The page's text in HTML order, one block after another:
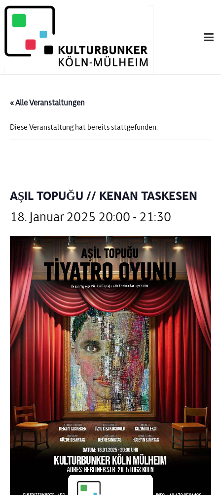
« Alle Veranstaltungen
Diese Veranstaltung hat bereits stattgefunden.
AŞIL TOPUĞU // KENAN TASKESEN
18. Januar 2025 20:00 - 21:30